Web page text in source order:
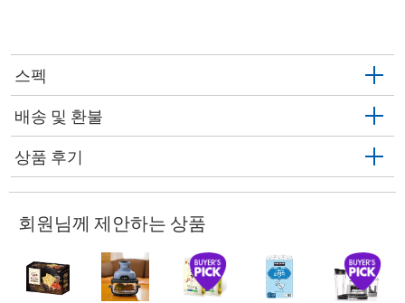
스펙
배송 및 환불
상품 후기
회원님께 제안하는 상품